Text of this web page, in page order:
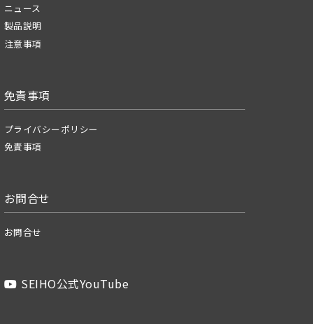
ニュース
製品説明
注意事項
免責事項
プライバシーポリシー
免責事項
お問合せ
お問合せ
SEIHO公式YouTube